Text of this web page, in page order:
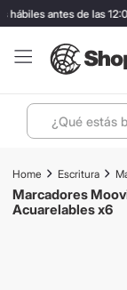
antes de las
¿Qué estás
Escritura
Marcadores
Acuarelables x6
1.